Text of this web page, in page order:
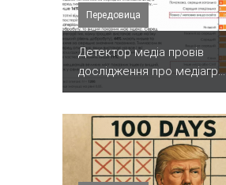
Передовица
Детектор медіа провів
дослідження про медіагр...